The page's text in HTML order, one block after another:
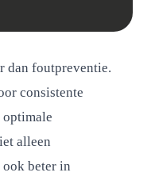
dan foutpreventie.
consistente
alleen
beter in